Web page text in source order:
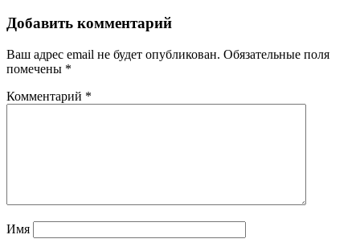
Добавить комментарий
Ваш адрес email не будет опубликован. Обязательные поля
помечены *
Комментарий *
Имя